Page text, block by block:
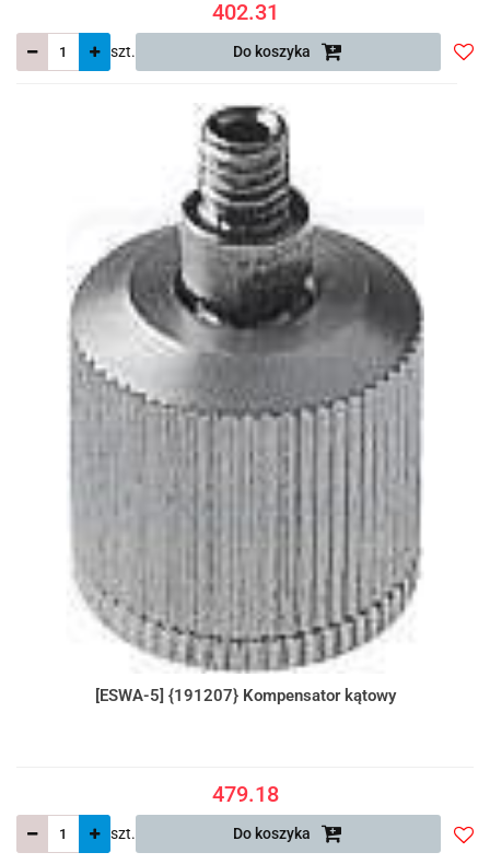
402.31
szt. Do koszyka
[ESWA-5] {191207} Kompensator kątowy
479.18
szt. Do koszyka